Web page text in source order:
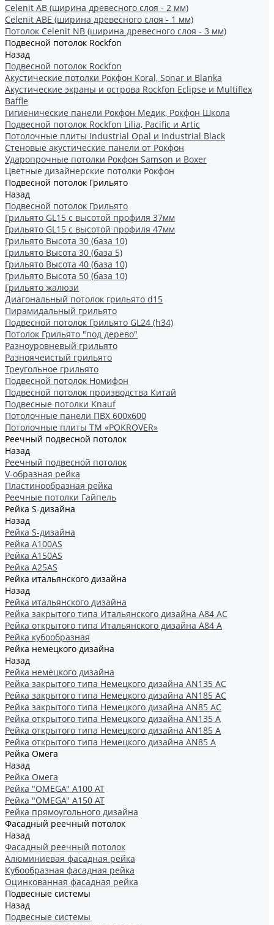
Celenit AB (ширина древесного слоя - 2 мм)
Celenit ABE (ширина древесного слоя - 1 мм)
Потолок Celenit NB (ширина древесного слоя - 3 мм)
Подвесной потолок Rockfon
Назад
Подвесной потолок Rockfon
Акустические потолки Рокфон Koral, Sonar и Blanka
Акустические экраны и острова Rockfon Eclipse и Multiflex
Baffle
Гигиенические панели Рокфон Медик, Рокфон Школа
Подвесной потолок Rockfon Lilia, Pacific и Artic
Потолочные плиты Industrial Opal и Industrial Black
Стеновые акустические панели от Рокфон
Ударопрочные потолки Рокфон Samson и Boxer
Цветные дизайнерские потолки Рокфон
Подвесной потолок Грильято
Назад
Подвесной потолок Грильято
Грильято GL15 с высотой профиля 37мм
Грильято GL15 с высотой профиля 47мм
Грильято Высота 30 (база 10)
Грильято Высота 30 (база 5)
Грильято Высота 40 (база 10)
Грильято Высота 50 (база 10)
Грильято жалюзи
Диагональный потолок грильято d15
Пирамидальный грильято
Подвесной потолок Грильято GL24 (h34)
Потолок Грильято "под дерево"
Разноуровневый грильято
Разноячеистый грильято
Треугольное грильято
Подвесной потолок Номифон
Подвесной потолок производства Китай
Подвесные потолки Knauf
Потолочные панели ПВХ 600х600
Потолочные плиты ТМ «POKROVER»
Реечный подвесной потолок
Назад
Реечный подвесной потолок
V-образная рейка
Пластинообразная рейка
Реечные потолки Гайпель
Рейка S-дизайна
Назад
Рейка S-дизайна
Рейка А100АS
Рейка А150АS
Рейка А25АS
Рейка итальянского дизайна
Назад
Рейка итальянского дизайна
Рейка закрытого типа Итальянского дизайна А84 АС
Рейка открытого типа Итальянского дизайна А84 А
Рейка кубообразная
Рейка немецкого дизайна
Назад
Рейка немецкого дизайна
Рейка закрытого типа Немецкого дизайна АN135 АС
Рейка закрытого типа Немецкого дизайна АN185 АС
Рейка закрытого типа Немецкого дизайна АN85 АС
Рейка открытого типа Немецкого дизайна АN135 А
Рейка открытого типа Немецкого дизайна АN185 А
Рейка открытого типа Немецкого дизайна АN85 А
Рейка Омега
Назад
Рейка Омега
Рейка "OMEGA" А100 АТ
Рейка "OMEGA" А150 АТ
Рейка прямоугольного дизайна
Фасадный реечный потолок
Назад
Фасадный реечный потолок
Алюминиевая фасадная рейка
Кубообразная фасадная рейка
Оцинкованная фасадная рейка
Подвесные системы
Назад
Подвесные системы